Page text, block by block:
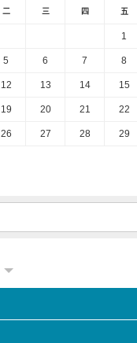
二 三 四 五
1
5 6 7 8
12 13 14 15
19 20 21 22
26 27 28 29